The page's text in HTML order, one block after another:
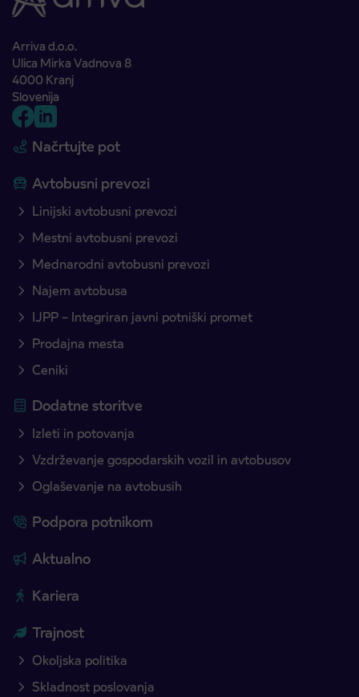
Arriva d.o.o.
Ulica Mirka Vadnova 8
4000 Kranj
Slovenija
Načrtujte pot
Avtobusni prevozi
Linijski avtobusni prevozi
Mestni avtobusni prevozi
Mednarodni avtobusni prevozi
Najem avtobusa
IJPP – Integriran javni potniški promet
Prodajna mesta
Ceniki
Dodatne storitve
Izleti in potovanja
Vzdrževanje gospodarskih vozil in avtobusov
Oglaševanje na avtobusih
Podpora potnikom
Aktualno
Kariera
Trajnost
Okoljska politika
Skladnost poslovanja